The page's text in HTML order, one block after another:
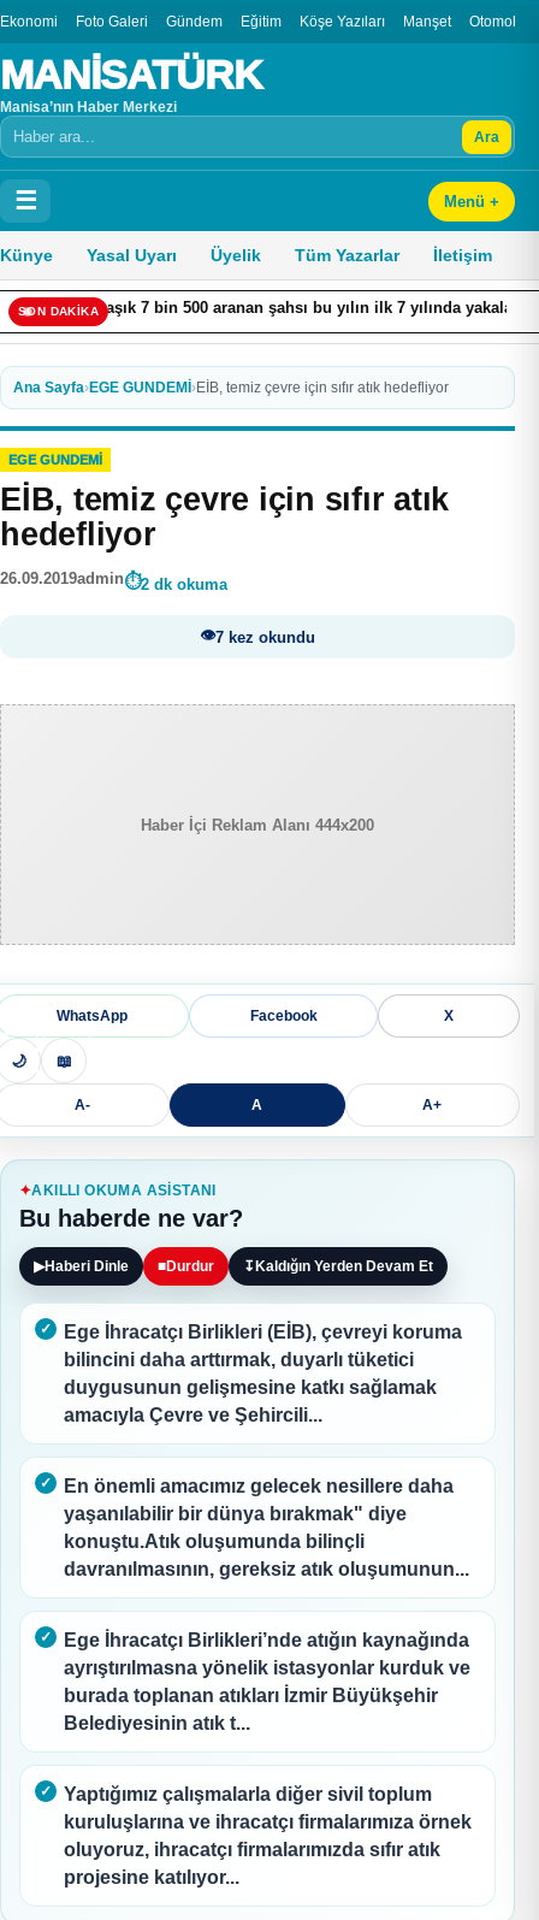
Ekonomi Foto Galeri Gündem Eğitim Köşe Yazıları Manşet Otomobil
MANİSATÜRK
Manisa’nın Haber Merkezi
Arama Ara
☰ Menü +
Künye Yasal Uyarı Üyelik Tüm Yazarlar İletişim
SON DAKİKA
7 bin 500 aranan şahsı bu yılın ilk 7 yılında yakalamış durumdayız”
Ana Sayfa›EGE GUNDEMİ ›EİB, temiz çevre için sıfır atık hedefliyor
EGE GUNDEMİ
EİB, temiz çevre için sıfır atık
hedefliyor
26.09.2019admin 2 dk okuma
7 kez okundu
Haber İçi Reklam Alanı 444x200
WhatsApp Facebook X
🌙 📖
A- A A+
AKILLI OKUMA ASISTANI
Bu haberde ne var?
▶Haberi Dinle ■Durdur ↧ Kaldığın Yerden Devam Et
Ege İhracatçı Birlikleri (EİB), çevreyi koruma
bilincini daha arttırmak, duyarlı tüketici
duygusunun gelişmesine katkı sağlamak
amacıyla Çevre ve Şehircili...
En önemli amacımız gelecek nesillere daha
yaşanılabilir bir dünya bırakmak" diye
konuştu.Atık oluşumunda bilinçli
davranılmasının, gereksiz atık oluşumunun...
Ege İhracatçı Birlikleri’nde atığın kaynağında
ayrıştırılmasna yönelik istasyonlar kurduk ve
burada toplanan atıkları İzmir Büyükşehir
Belediyesinin atık t...
Yaptığımız çalışmalarla diğer sivil toplum
kuruluşlarına ve ihracatçı firmalarımıza örnek
oluyoruz, ihracatçı firmalarımızda sıfır atık
projesine katılıyor...